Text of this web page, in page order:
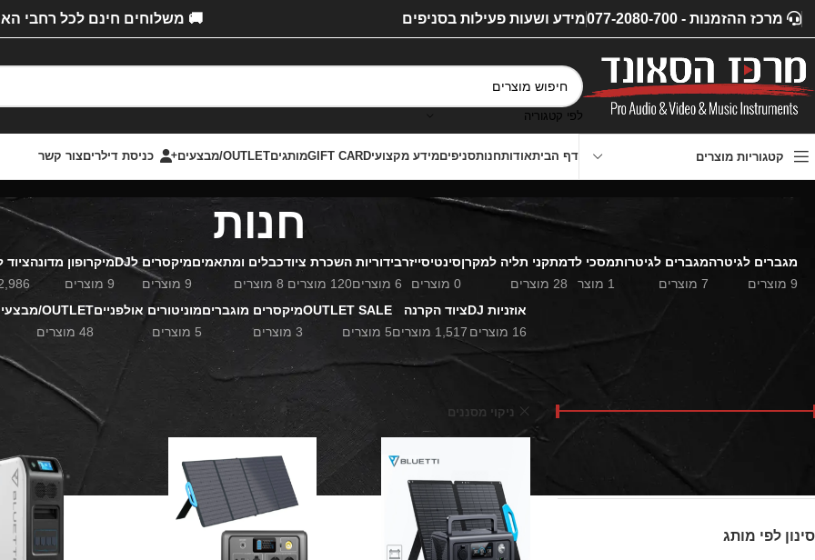
מרכז ההזמנות - 077-2080-700 מידע ושעות פעילות בסניפים 🚚 משלוחים חינם לכל רחבי
לפי קטגוריה
קטגוריות מוצרים דף הביתאודותחנותסניפיםמידע מקצועיGIFT CARDמותגיםOUTLET/מבצעים כניסת דילריםצור קשר
חנות
מגברים לגיטרה
9 מוצרים
מגברים לגיטרות
7 מוצרים
מסכי לד
1 מוצר
מתקני תליה למקרן
28 מוצרים
סינטיסייזר
0 מוצרים
בידוריות
6 מוצרים
השכרת ציוד
120 מוצרים
כבלים ומתאמים
8 מוצרים
מיקסרים לDJ
9 מוצרים
מיקרופון מדונה
9 מוצרים
ציוד
2,986
אוזניות DJ
16 מוצרים
ציוד הקרנה
1,517 מוצרים
OUTLET SALE
5 מוצרים
מיקסרים מוגברים
3 מוצרים
מוניטורים אולפניים
5 מוצרים
OUTLET/מבצעים
48 מוצרים
₪24,590
סינון לפי מותג
ניקוי מסננים